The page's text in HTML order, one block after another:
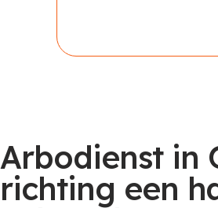
Arbodienst in
richting een